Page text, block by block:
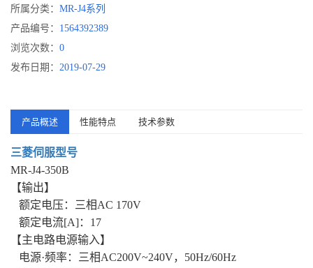
所属分类： MR-J4系列
产品编号： 1564392389
浏览次数： 0
发布日期： 2019-07-29
产品概述 性能特点 技术参数
三菱伺服型号
MR-J4-350B
【输出】
额定电压：三相AC 170V
额定电流[A]：17
【主电路电源输入】
电源·频率：三相AC200V~240V，50Hz/60Hz